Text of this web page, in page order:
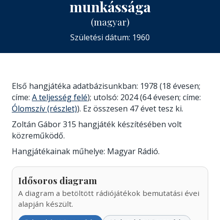
munkássága
(magyar)
Születési dátum: 1960
Első hangjátéka adatbázisunkban: 1978 (18 évesen;
címe: A teljesség felé); utolsó: 2024 (64 évesen; címe:
Ólomszív (részlet)). Ez összesen 47 évet tesz ki.
Zoltán Gábor 315 hangjáték készítésében volt
közreműködő.
Hangjátékainak műhelye: Magyar Rádió.
Idősoros diagram
A diagram a betöltött rádiójátékok bemutatási évei
alapján készült.